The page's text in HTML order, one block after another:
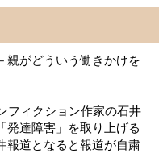
親がどういう働きかけを
フィクション作家の石井
発達障害」を取り上げる
報道となると報道が自粛